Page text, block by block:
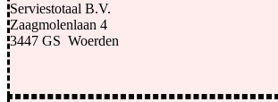
Serviestotaal B.V.
Zaagmolenlaan 4
3447 GS Woerden